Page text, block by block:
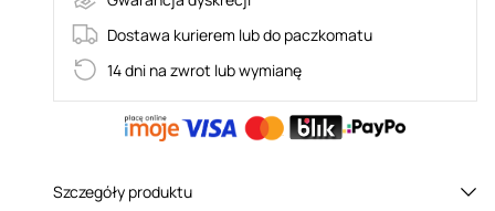
Dostawa kurierem lub do paczkomatu
14 dni na zwrot lub wymianę
Szczegóły produktu